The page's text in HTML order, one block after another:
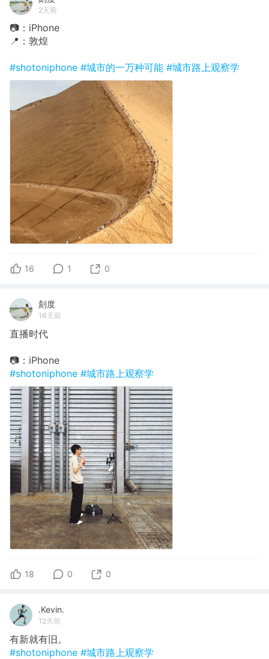
2天前
📷：iPhone
📍：敦煌
#shotoniphone #城市的一万种可能 #城市路上观察学
16 1 0
刻度
16天前
直播时代
📷：iPhone
#shotoniphone #城市路上观察学
18 0 0
.Kevin.
12天前
有新就有旧。
#shotoniphone #城市路上观察学